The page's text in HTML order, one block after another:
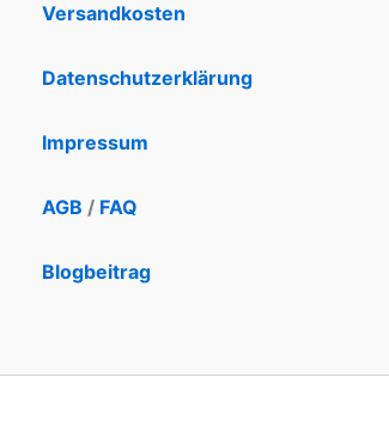
Versandkosten
Datenschutzerklärung
Impressum
AGB / FAQ
Blogbeitrag